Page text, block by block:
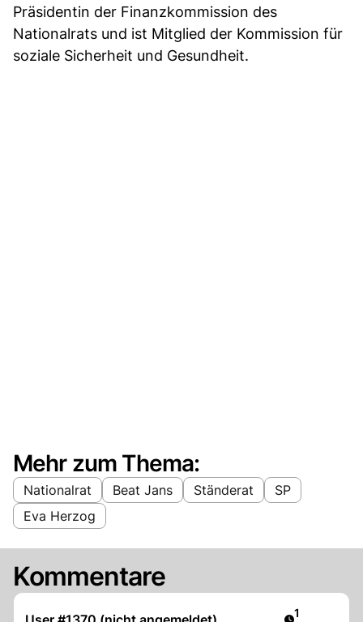
Präsidentin der Finanzkommission des
Nationalrats und ist Mitglied der Kommission für
soziale Sicherheit und Gesundheit.
Mehr zum Thema:
Nationalrat Beat Jans Ständerat
SP
Eva Herzog
Kommentare
Artikel
1